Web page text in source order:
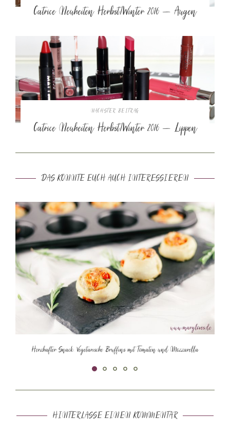
Catrice Neuheiten Herbst/Winter 2016 – Augen
NÄCHSTER BEITRAG
Catrice Neuheiten Herbst/Winter 2016 – Lippen
DAS KÖNNTE EUCH AUCH INTERESSIEREN
Herzhafter Snack: Vegetarische Bruffins mit Tomaten und Mozzarella
HINTERLASSE EINEN KOMMENTAR